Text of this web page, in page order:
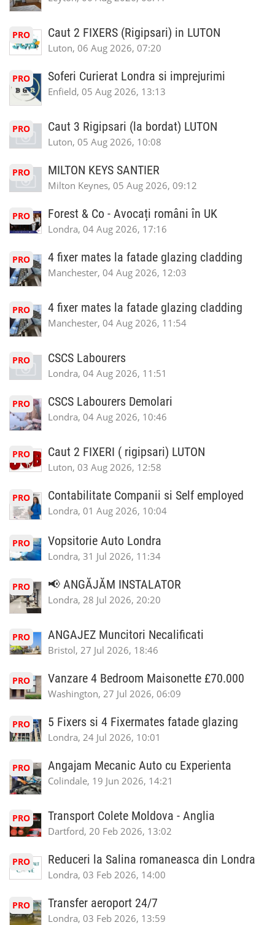
PRO Caut 2 FIXERS (Rigipsari) in LUTON
Luton, 06 Aug 2026, 07:20
PRO Soferi Curierat Londra si imprejurimi
Enfield, 05 Aug 2026, 13:13
PRO Caut 3 Rigipsari (la bordat) LUTON
Luton, 05 Aug 2026, 10:08
PRO MILTON KEYS SANTIER
Milton Keynes, 05 Aug 2026, 09:12
PRO Forest & Co - Avocați români în UK
Londra, 04 Aug 2026, 17:16
PRO 4 fixer mates la fatade glazing cladding
Manchester, 04 Aug 2026, 12:03
PRO 4 fixer mates la fatade glazing cladding
Manchester, 04 Aug 2026, 11:54
PRO CSCS Labourers
Londra, 04 Aug 2026, 11:51
PRO CSCS Labourers Demolari
Londra, 04 Aug 2026, 10:46
PRO Caut 2 FIXERI ( rigipsari) LUTON
Luton, 03 Aug 2026, 12:58
PRO Contabilitate Companii si Self employed
Londra, 01 Aug 2026, 10:04
PRO Vopsitorie Auto Londra
Londra, 31 Jul 2026, 11:34
PRO 📢 ANGĂJĂM INSTALATOR
Londra, 28 Jul 2026, 20:20
PRO ANGAJEZ Muncitori Necalificati
Bristol, 27 Jul 2026, 18:46
PRO Vanzare 4 Bedroom Maisonette £70.000
Washington, 27 Jul 2026, 06:09
PRO 5 Fixers si 4 Fixermates fatade glazing
Londra, 24 Jul 2026, 10:01
PRO Angajam Mecanic Auto cu Experienta
Colindale, 19 Jun 2026, 14:21
PRO Transport Colete Moldova - Anglia
Dartford, 20 Feb 2026, 13:02
PRO Reduceri la Salina romaneasca din Londra
Londra, 03 Feb 2026, 14:00
PRO Transfer aeroport 24/7
Londra, 03 Feb 2026, 13:59